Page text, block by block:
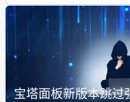
宝塔面板新版本跳过